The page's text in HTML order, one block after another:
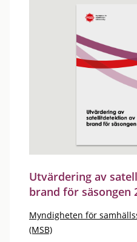
Utvärdering av
brand för säsongen
Myndigheten för
(MSB)